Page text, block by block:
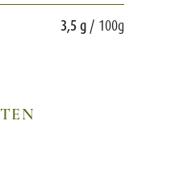
3,5 g / 100g